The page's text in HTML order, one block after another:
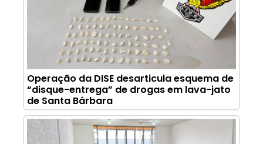
Operação da DISE desarticula esquema de
“disque-entrega” de drogas em lava-jato
de Santa Bárbara